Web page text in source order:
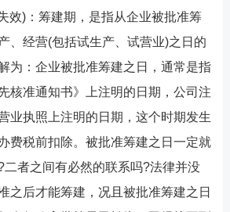
效)：筹建期，是指从企业被批准筹
、经营(包括试生产、试营业)之日的
为：企业被批准筹建之日，通常是指
核准通知书》上注明的日期，公司注
业执照上注明的日期，这个时期发生
费税前扣除。被批准筹建之日一定就
二者之间有必然的联系吗?法律并没
之后才能筹建，况且被批准筹建之日